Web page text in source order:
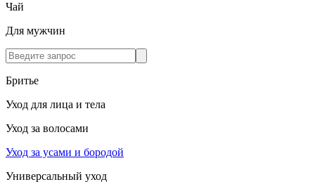
Чай
Для мужчин
Бритье
Уход для лица и тела
Уход за волосами
Уход за усами и бородой
Универсальный уход